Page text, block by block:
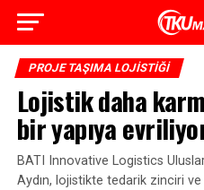
PROJE TAŞIMA LOJISTIĞI
Lojistik daha
bir yapıya
BATI Innovative Logistics
Aydın, lojistikte tedarik zinciri